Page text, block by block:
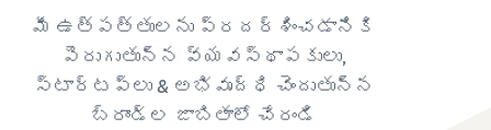
మీ ఉత్పత్తులను ప్రదర్శించడానికి
పెరుగుతున్న వ్యవస్థాపకులు,
స్టార్టప్‌లు & అభివృద్ధి చెందుతున్న
బ్రాండ్‌ల జాబితాలో చేరండి